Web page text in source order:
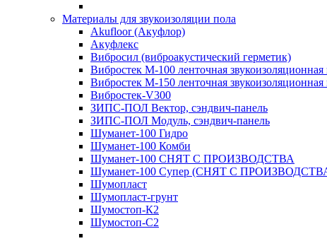
Материалы для звукоизоляции пола
Akufloor (Акуфлор)
Акуфлекс
Вибросил (виброакустический герметик)
Вибростек М-100 ленточная звукоизоляционная
Вибростек М-150 ленточная звукоизоляционная
Вибростек-V300
ЗИПС-ПОЛ Вектор, сэндвич-панель
ЗИПС-ПОЛ Модуль, сэндвич-панель
Шуманет-100 Гидро
Шуманет-100 Комби
Шуманет-100 СНЯТ С ПРОИЗВОДСТВА
Шуманет-100 Супер (СНЯТ С
Шумопласт
Шумопласт-грунт
Шумостоп-К2
Шумостоп-С2